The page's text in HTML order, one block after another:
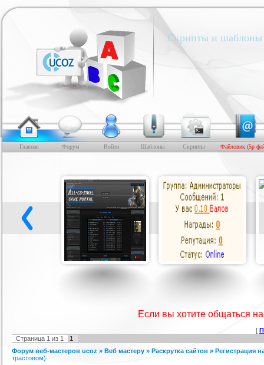
Скрипты и шаблоны
Главная Форум Войти Шаблоны Скрипты Файловик (5р
Если вы хотите общаться
[
Страница 1 из 1
1
Форум веб-мастеров ucoz » Веб мастеру » Раскрутка сайтов » Регистрация
трастовом)